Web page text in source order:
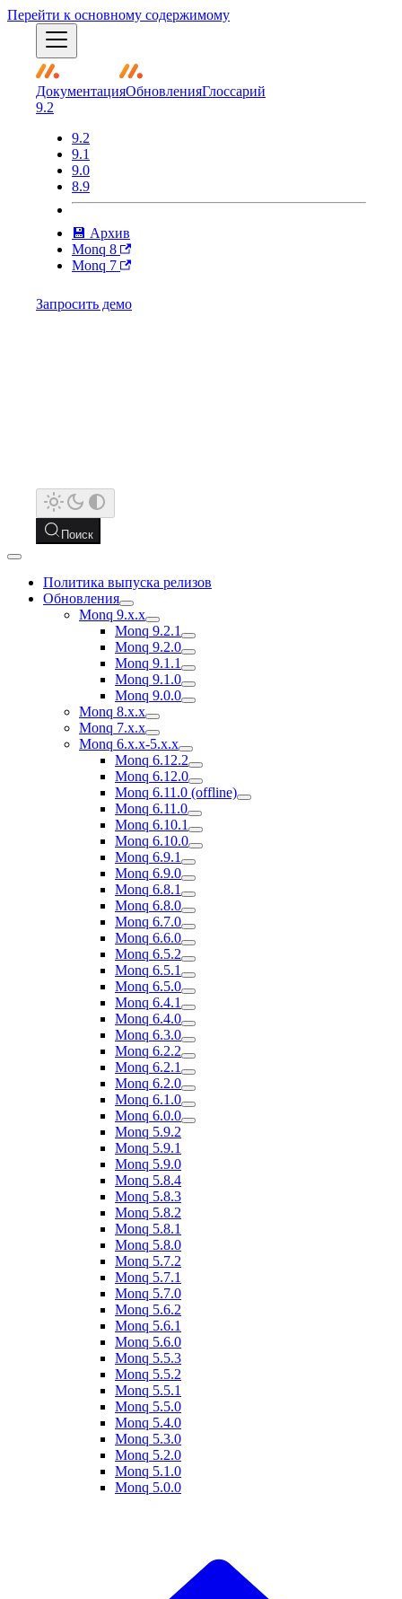
Перейти к основному содержимому
ДокументацияОбновленияГлоссарий
9.2
9.2
9.1
9.0
8.9
💾 Архив
Monq 8
Monq 7
Запросить демо
Поиск
Политика выпуска релизов
Обновления
Monq 9.x.x
Monq 9.2.1
Monq 9.2.0
Monq 9.1.1
Monq 9.1.0
Monq 9.0.0
Monq 8.x.x
Monq 7.x.x
Monq 6.x.x-5.x.x
Monq 6.12.2
Monq 6.12.0
Monq 6.11.0 (offline)
Monq 6.11.0
Monq 6.10.1
Monq 6.10.0
Monq 6.9.1
Monq 6.9.0
Monq 6.8.1
Monq 6.8.0
Monq 6.7.0
Monq 6.6.0
Monq 6.5.2
Monq 6.5.1
Monq 6.5.0
Monq 6.4.1
Monq 6.4.0
Monq 6.3.0
Monq 6.2.2
Monq 6.2.1
Monq 6.2.0
Monq 6.1.0
Monq 6.0.0
Monq 5.9.2
Monq 5.9.1
Monq 5.9.0
Monq 5.8.4
Monq 5.8.3
Monq 5.8.2
Monq 5.8.1
Monq 5.8.0
Monq 5.7.2
Monq 5.7.1
Monq 5.7.0
Monq 5.6.2
Monq 5.6.1
Monq 5.6.0
Monq 5.5.3
Monq 5.5.2
Monq 5.5.1
Monq 5.5.0
Monq 5.4.0
Monq 5.3.0
Monq 5.2.0
Monq 5.1.0
Monq 5.0.0